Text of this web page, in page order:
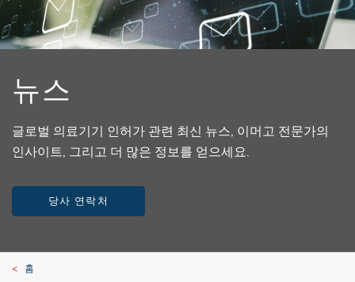
뉴스
글로벌 의료기기 인허가 관련 최신 뉴스, 이머고 전문가의
인사이트, 그리고 더 많은 정보를 얻으세요.
당사 연락처
홈